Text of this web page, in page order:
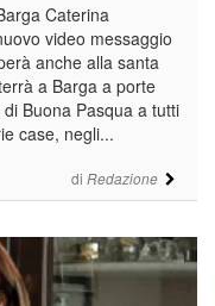
di Redazione
Caterina
video messaggio
anche alla santa
a Barga a porte
Buona Pasqua a tutti
case, negli...